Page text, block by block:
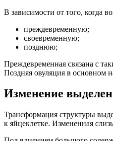
В зависимости от того, когда
преждевременную;
своевременную;
позднюю;
Преждевременная связана с
Поздняя овуляция в основном
Изменение
Трансформация структуры
к яйцеклетке. Измененная